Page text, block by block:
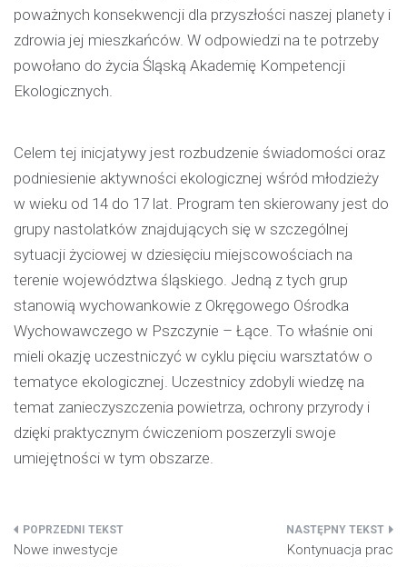
poważnych konsekwencji dla przyszłości naszej planety i
zdrowia jej mieszkańców. W odpowiedzi na te potrzeby
powołano do życia Śląską Akademię Kompetencji
Ekologicznych.
Celem tej inicjatywy jest rozbudzenie świadomości oraz
podniesienie aktywności ekologicznej wśród młodzieży
w wieku od 14 do 17 lat. Program ten skierowany jest do
grupy nastolatków znajdujących się w szczególnej
sytuacji życiowej w dziesięciu miejscowościach na
terenie województwa śląskiego. Jedną z tych grup
stanowią wychowankowie z Okręgowego Ośrodka
Wychowawczego w Pszczynie – Łące. To właśnie oni
mieli okazję uczestniczyć w cyklu pięciu warsztatów o
tematyce ekologicznej. Uczestnicy zdobyli wiedzę na
temat zanieczyszczenia powietrza, ochrony przyrody i
dzięki praktycznym ćwiczeniom poszerzyli swoje
umiejętności w tym obszarze.
Nawigacja
Nowe inwestycje
Kontynuacja prac